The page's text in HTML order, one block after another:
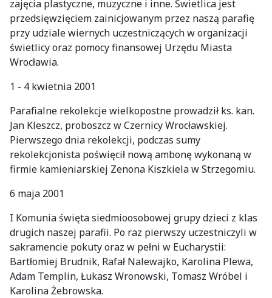
zajęcia plastyczne, muzyczne i inne. Świetlica jest
przedsięwzięciem zainicjowanym przez naszą parafię
przy udziale wiernych uczestniczących w organizacji
świetlicy oraz pomocy finansowej Urzędu Miasta
Wrocławia.
1 - 4 kwietnia 2001
Parafialne rekolekcje wielkopostne prowadził ks. kan.
Jan Kleszcz, proboszcz w Czernicy Wrocławskiej.
Pierwszego dnia rekolekcji, podczas sumy
rekolekcjonista poświęcił nową ambonę wykonaną w
firmie kamieniarskiej Zenona Kiszkiela w Strzegomiu.
6 maja 2001
I Komunia święta siedmioosobowej grupy dzieci z klas
drugich naszej parafii. Po raz pierwszy uczestniczyli w
sakramencie pokuty oraz w pełni w Eucharystii:
Bartłomiej Brudnik, Rafał Nalewajko, Karolina Plewa,
Adam Templin, Łukasz Wronowski, Tomasz Wróbel i
Karolina Żebrowska.